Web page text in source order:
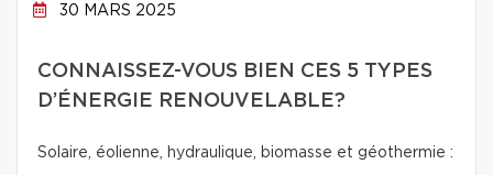
30 MARS 2025
CONNAISSEZ-VOUS BIEN CES 5 TYPES
D’ÉNERGIE RENOUVELABLE?
Solaire, éolienne, hydraulique, biomasse et géothermie :